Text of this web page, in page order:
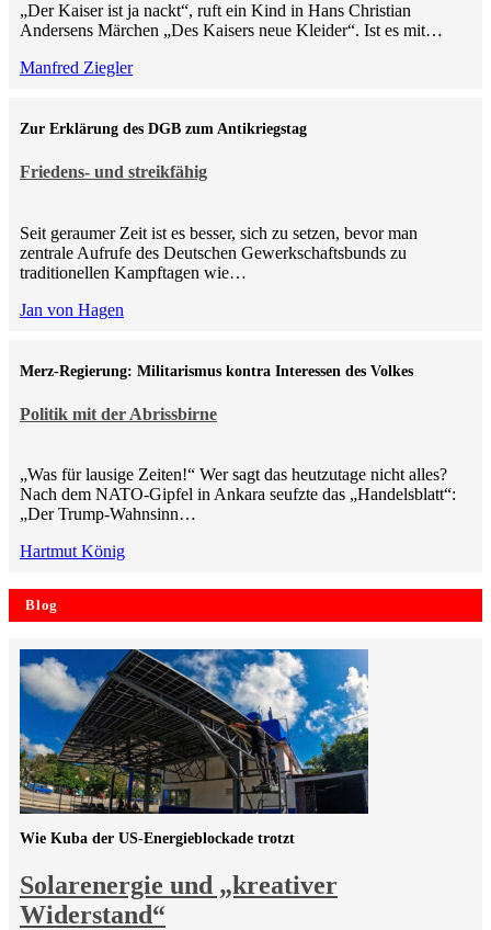
„Der Kaiser ist ja nackt“, ruft ein Kind in Hans Christian
Andersens Märchen „Des Kaisers neue Kleider“. Ist es mit…
Manfred Ziegler
Friedens- und streikfähig
Zur Erklärung des DGB zum Antikriegstag
Seit geraumer Zeit ist es besser, sich zu setzen, bevor man
zentrale Aufrufe des Deutschen Gewerkschaftsbunds zu
traditionellen Kampftagen wie…
Jan von Hagen
Politik mit der Abrissbirne
Merz-Regierung: Militarismus kontra Inte­ressen des Volkes
„Was für lausige Zeiten!“ Wer sagt das heutzutage nicht alles?
Nach dem NATO-Gipfel in Ankara seufzte das „Handelsblatt“:
„Der Trump-Wahnsinn…
Hartmut König
Blog
Solarenergie und „kreativer
Widerstand“
Wie Kuba der US-Energieblockade trotzt